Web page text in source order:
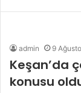
admin 9
Keşan’da
konusu